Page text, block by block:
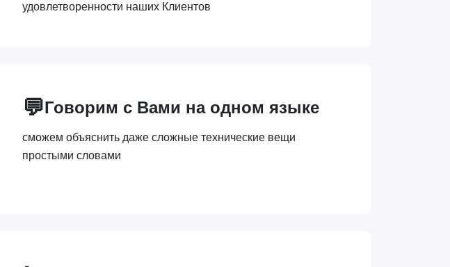
удовлетворенности наших Клиентов
💬 Говорим с Вами на одном языке
сможем объяснить даже сложные технические вещи
простыми словами